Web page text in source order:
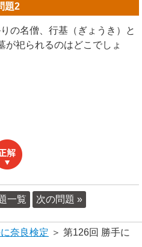
題2
の名僧、行基（ぎょうき）と
が祀られるのはどこでしょ
一覧 次の問題 »
奈良検定 ＞ 第126回 勝手に